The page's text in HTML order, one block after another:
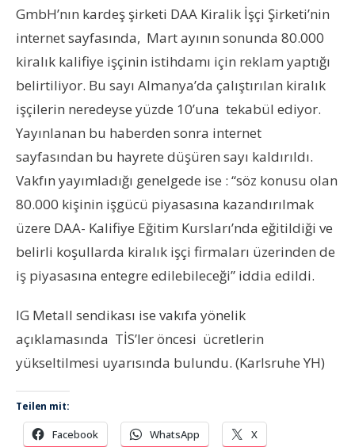
GmbH’nın kardeş şirketi DAA Kiralik İşçi Şirketi’nin
internet sayfasında, Mart ayının sonunda 80.000
kiralık kalifiye işçinin istihdamı için reklam yaptığı
belirtiliyor. Bu sayı Almanya’da çalıştırılan kiralık
işçilerin neredeyse yüzde 10’una tekabül ediyor.
Yayınlanan bu haberden sonra internet
sayfasından bu hayrete düşüren sayı kaldırıldı.
Vakfın yayımladığı genelgede ise : “söz konusu olan
80.000 kişinin işgücü piyasasına kazandırılmak
üzere DAA- Kalifiye Eğitim Kursları’nda eğitildiği ve
belirli koşullarda kiralık işçi firmaları üzerinden de
iş piyasasına entegre edilebileceği” iddia edildi.
IG Metall sendikası ise vakıfa yönelik
açıklamasında TİS’ler öncesi ücretlerin
yükseltilmesi uyarısında bulundu. (Karlsruhe YH)
Teilen mit:
Facebook WhatsApp X